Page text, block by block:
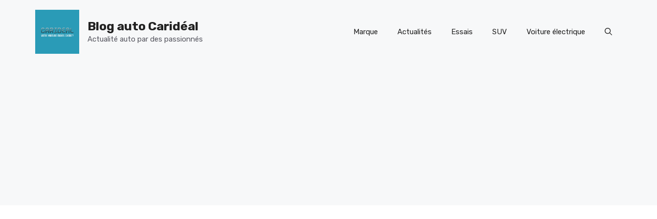
Blog auto Caridéal
Actualité auto par des passionnés
Marque Actualités Essais SUV Voiture électrique